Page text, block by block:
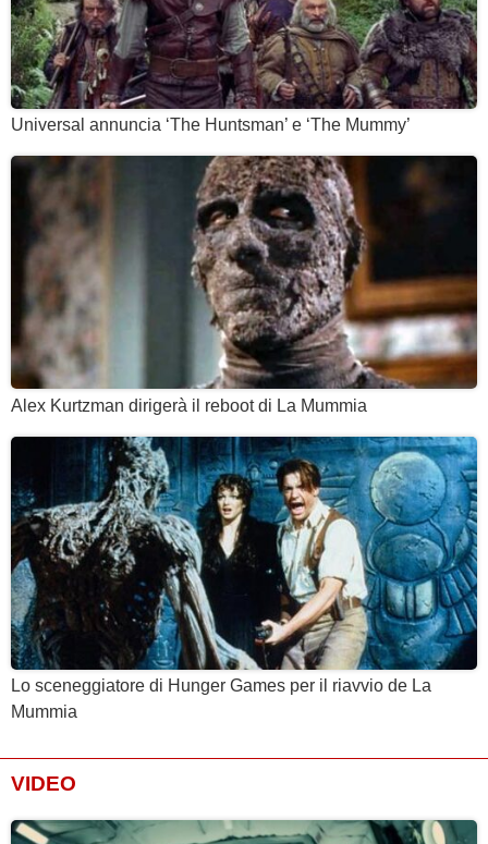
Universal annuncia ‘The Huntsman’ e ‘The Mummy’
Alex Kurtzman dirigerà il reboot di La Mummia
Lo sceneggiatore di Hunger Games per il riavvio de La
Mummia
VIDEO